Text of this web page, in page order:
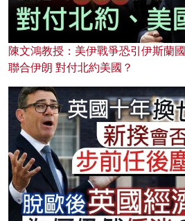
陳文鴻教授：美伊戰爭恐引伊斯蘭
聯合伊朗 對付北約美國？